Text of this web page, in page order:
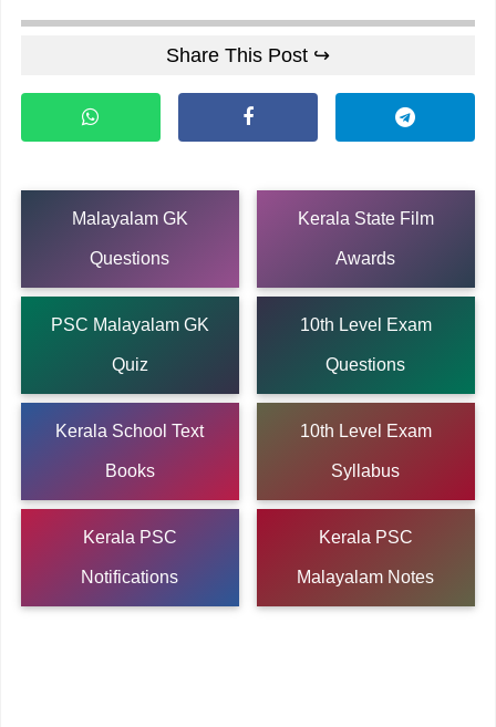
Share This Post ↪
Malayalam GK
Questions
Kerala State Film
Awards
PSC Malayalam GK
Quiz
10th Level Exam
Questions
Kerala School Text
Books
10th Level Exam
Syllabus
Kerala PSC
Notifications
Kerala PSC
Malayalam Notes